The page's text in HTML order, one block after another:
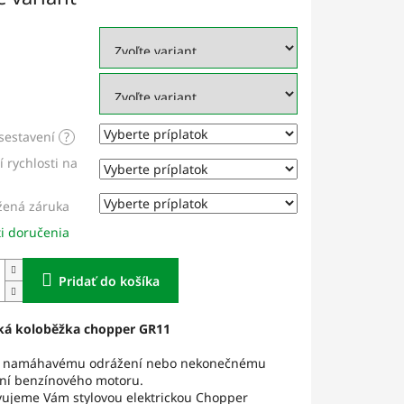
?
rychlosti na
záruka
doručenia
Pridať do košíka
koloběžka chopper GR11
namáhavému odrážení nebo nekonečnému
benzínového motoru.
Vám stylovou elektrickou Chopper